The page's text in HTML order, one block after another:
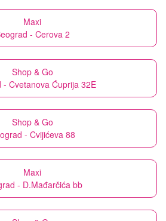
Maxi
- Cerova 2
Shop & Go
- Cvetanova Ćuprija 32E
Shop & Go
- Cvijićeva 88
Maxi
- D.Mađarčića bb